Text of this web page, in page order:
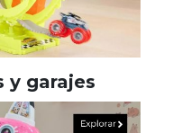
y garajes